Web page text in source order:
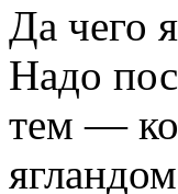
Да чего
Надо
тем —